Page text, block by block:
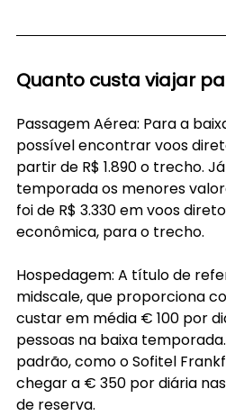
Quanto custa viajar
Passagem Aérea: Para a
possível encontrar voos
partir de R$ 1.890 o trecho.
temporada os menores
foi de R$ 3.330 em voos
econômica, para o trecho.
Hospedagem: A título de
midscale, que proporciona
custar em média € 100 por
pessoas na baixa
padrão, como o Sofitel
chegar a € 350 por diária
de reserva.